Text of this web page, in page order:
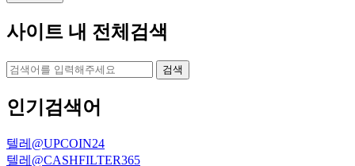
사이트 내 전체검색
검색
인기검색어
텔레@UPCOIN24
텔레@CASHFILTER365